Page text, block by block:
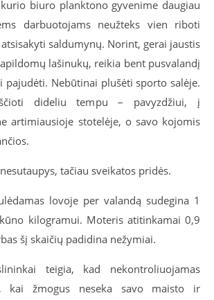
biuro planktono gyvenime daugiau
darbuotojams neužteks vien riboti
saldumynų. Norint, gerai jaustis
lašinukų, reikia bent pusvalandį
pajudėti. Nebūtinai plušėti sporto salėje.
dideliu tempu – pavyzdžiui, į
artimiausioje stotelėje, o savo kojomis
tačiau sveikatos pridės.
lovoje per valandą sudegina 1
kilogramui. Moteris atitinkamai 0,9
šį skaičių padidina nežymiai.
teigia, kad nekontroliuojamas
kai žmogus neseka savo maisto ir